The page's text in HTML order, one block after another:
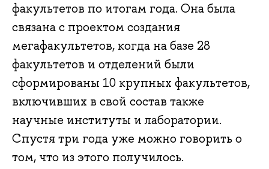
факультетов по итогам года. Она была
связана с проектом создания
мегафакультетов, когда на базе 28
факультетов и отделений были
сформированы 10 крупных факультетов,
включивших в свой состав также
научные институты и лаборатории.
Спустя три года уже можно говорить о
том, что из этого получилось.